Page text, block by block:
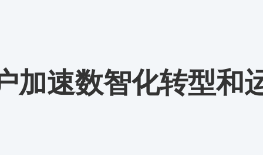
加速数智化转型和